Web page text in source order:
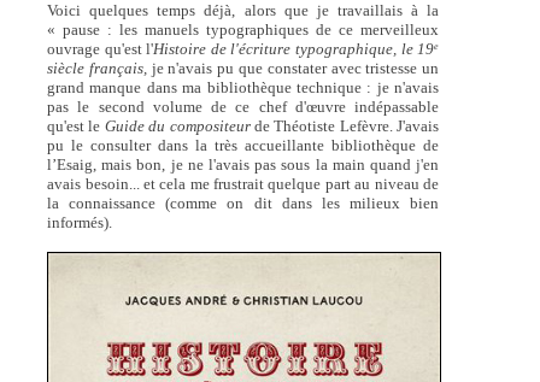
Voici quelques temps déjà, alors que je travaillais à la
« pause : les manuels typographiques de ce merveilleux
ouvrage qu'est l'Histoire de l'écriture typographique, le 19e
siècle français,je n'avais pu que constater avec tristesse un
grand manque dans ma bibliothèque technique : je n'avais
pas le second volume de ce chef d'œuvre indépassable
qu'est le Guide du compositeurde Théotiste Lefèvre. J'avais
pu le consulter dans la très accueillante bibliothèque de
l’Esaig, mais bon, je ne l'avais pas sous la main quand j'en
avais besoin... et cela me frustrait quelque part au niveau de
la connaissance (comme on dit dans les milieux bien
informés).